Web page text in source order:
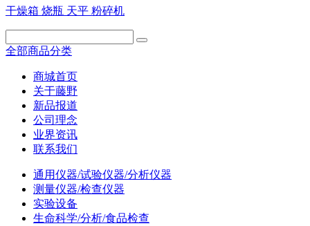
干燥箱 烧瓶 天平 粉碎机
全部商品分类
商城首页
关于藤野
新品报道
公司理念
业界资讯
联系我们
通用仪器/试验仪器/分析仪器
测量仪器/检查仪器
实验设备
生命科学/分析/食品检查